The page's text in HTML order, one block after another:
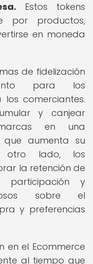
Estos tokens
por productos,
en moneda
de fidelización
para los
comerciantes.
y canjear
en una
aumenta su
otro lado, los
la retención de
participación y
sobre el
y preferencias
en el Ecommerce
al tiempo que